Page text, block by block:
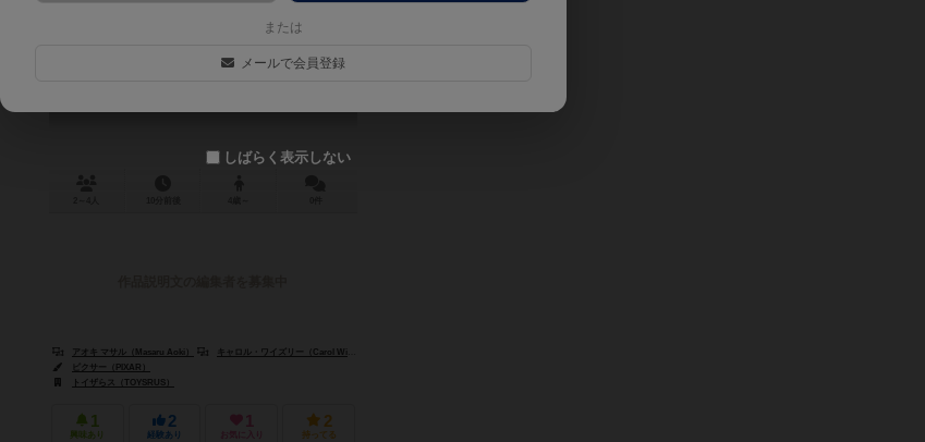
トイ・ストーリー3 バズ レスキュー
TOY STORY 3 BUZZ TO THE RESCUE
アオキ マサル（Masaru Aoki）
キャロル・ワイズリー（Carol Wiseley）
ピクサー（PIXAR）
トイザらス（TOYSRUS）
1
興味あり
2
経験あり
1
お気に入り
2
持ってる
または
メールで会員登録
しばらく表示しない